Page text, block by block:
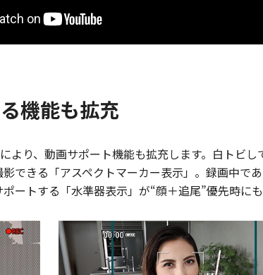
機能も拡充
より、動画サポート機能も拡充します。白トビ
できる「アスペクトマーカー表示」。録画中で
ートする「水準器表示」が“顔＋追尾”優先時に